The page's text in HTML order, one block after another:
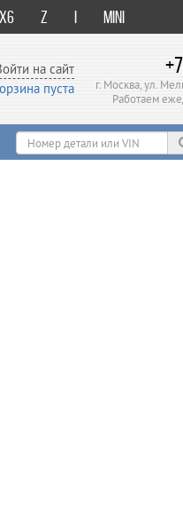
X6 Z i Mini
на сайт
пуста
г. Москва, ул.
Работаем